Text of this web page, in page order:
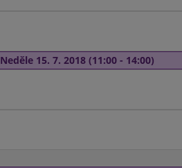
Neděle 15. 7. 2018 (11:00 - 14:00)